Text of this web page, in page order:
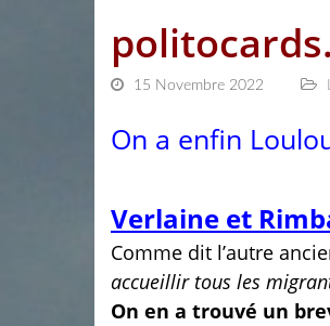
politocards.
15 Novembre 2022
On a enfin
Verlaine et
Comme dit l’autre
accueillir tous les
On en a trouvé un